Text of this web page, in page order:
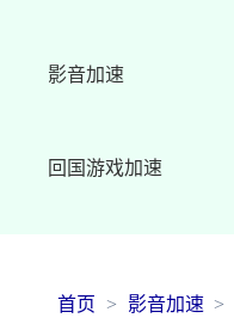
影音加速
回国游戏加速
首页 影音加速